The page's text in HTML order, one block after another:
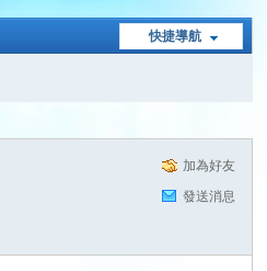
快捷導航
加為好友
發送消息